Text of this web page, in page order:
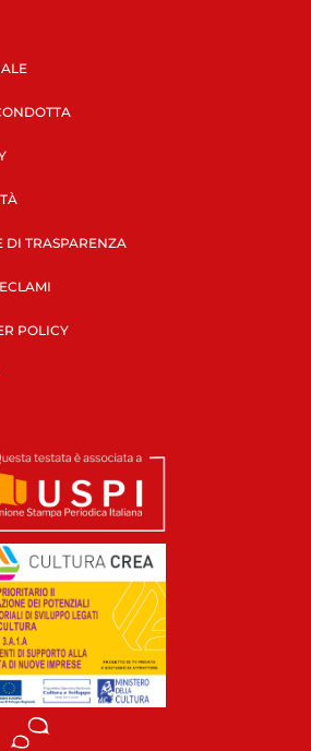
TRASPARENZA
POLICY